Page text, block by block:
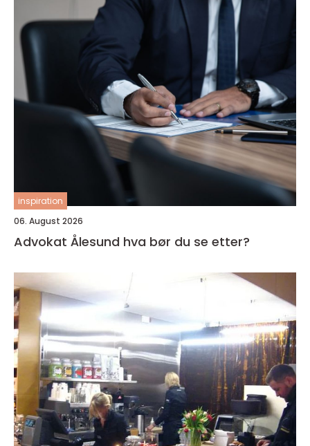
inspiration
06. August 2026
Advokat Ålesund hva bør du se etter?